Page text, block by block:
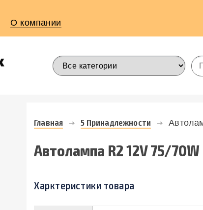
О компании
Главная 5 Принадлежности
Автолампа R2 12V 75/
Харктеристики товара